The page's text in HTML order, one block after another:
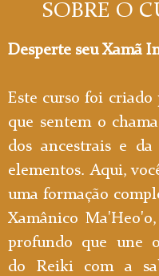
SOBRE O
Desperte seu Xamã
Este curso foi criado
que sentem o
dos ancestrais e da
elementos. Aqui,
uma formação
Xamânico
profundo que une
do Reiki com a